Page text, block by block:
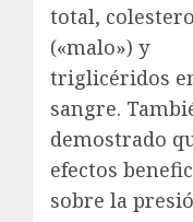
total,
(«malo») y
triglicéridos
sangre.
demostrado
efectos
sobre la